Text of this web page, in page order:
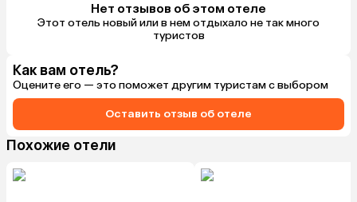
Нет отзывов об этом отеле
Этот отель новый или в нем отдыхало не так много
туристов
Как вам отель?
Оцените его — это поможет другим туристам с выбором
Оставить отзыв об отеле
Похожие отели